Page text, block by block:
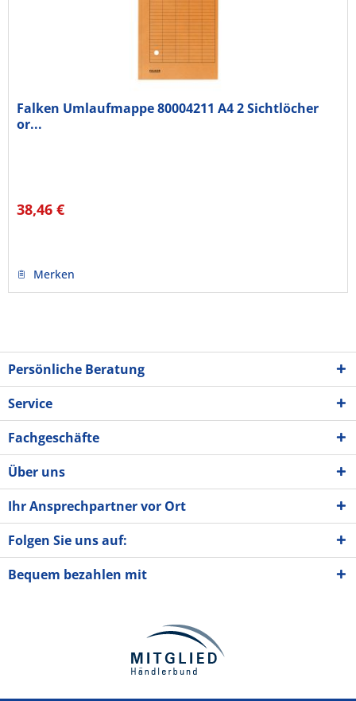
Falken Umlaufmappe 80004211 A4 2 Sichtlöcher
or...
38,46 €
Merken
Persönliche Beratung
Service
Fachgeschäfte
Über uns
Ihr Ansprechpartner vor Ort
Folgen Sie uns auf:
Bequem bezahlen mit